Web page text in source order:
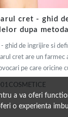
a va oferi
o experienta
cret - ghid
dupa
ghid de ingrijire si
cret are un farmec
pe care oricine